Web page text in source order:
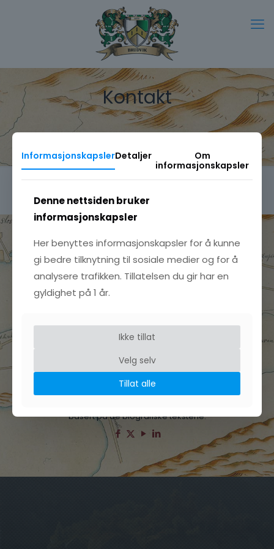
Kontakt
produsert og tilhører Kjell Arne Brudvik. Illustrasjoner
som er benyttet er i stor grad generert av AI - men
basert på mine ekte bilder av personer for å
gjenskape disse i en historisk kontekst. Alle
basert på de biografiske tekstene.
InformasjonskapslerDetaljer
Om
informasjonskapsler
Denne nettsiden bruker
informasjonskapsler
Her benyttes informasjonskapsler for å kunne
gi bedre tilknytning til sosiale medier og for å
analysere trafikken. Tillatelsen du gir har en
gyldighet på 1 år.
Ikke tillat
Velg selv
Tillat alle